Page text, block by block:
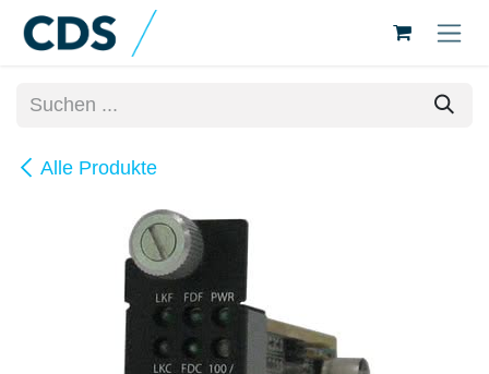
Zum Inhalt springen
Alle Produkte